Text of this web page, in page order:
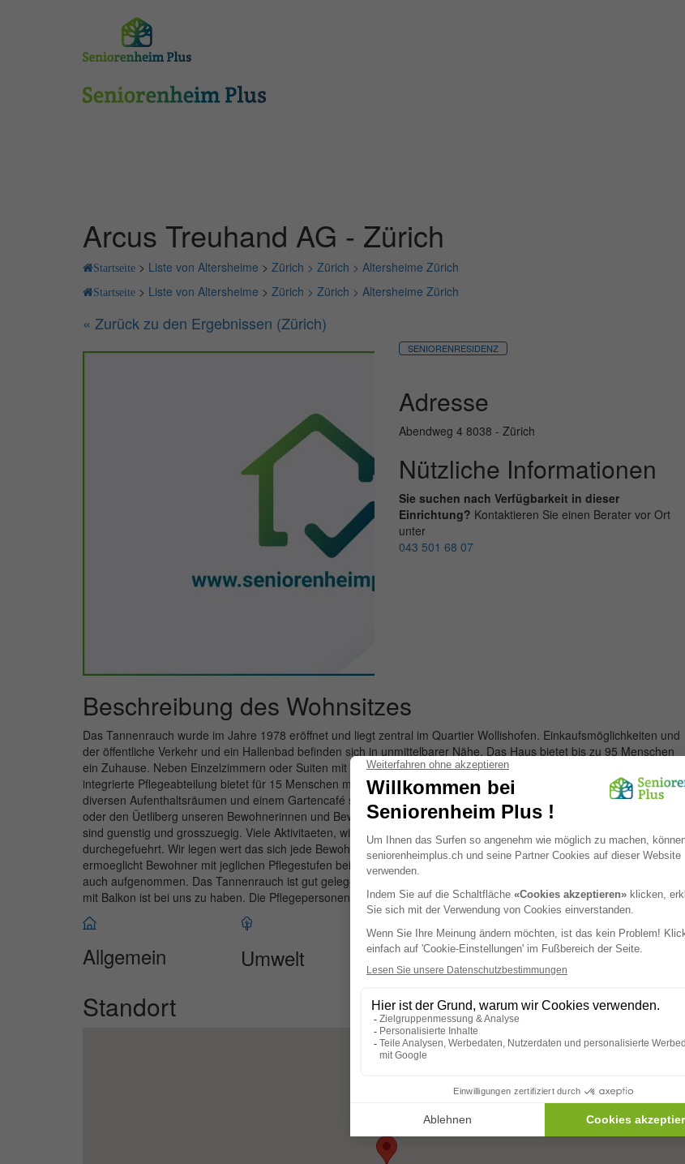
Arcus Treuhand AG - Zürich
Startseite > Liste von Altersheime > Zürich > Zürich > Altersheime Zürich
Startseite > Liste von Altersheime > Zürich > Zürich > Altersheime Zürich
« Zurück zu den Ergebnissen (Zürich)
SENIORENRESIDENZ
Adresse
Abendweg 4 8038 - Zürich
Nützliche Informationen
Sie suchen nach Verfügbarkeit in dieser
Einrichtung? Kontaktieren Sie einen Berater vor Ort
unter
043 501 68 07
Beschreibung des Wohnsitzes
Das Tannenrauch wurde im Jahre 1978 eröffnet und liegt zentral im Quartier Wollishofen. Einkaufsmöglichkeiten und
der öffentliche Verkehr und ein Hallenbad befinden sich in unmittelbarer Nähe. Das Haus bietet bis zu 95 Menschen
ein Zuhause. Neben Einzelzimmern oder Suiten mit Kochnischen sind auch Zweizimmer-Einheiten verfügbar. Die
integrierte Pflegeabteilung bietet für 15 Menschen mit erhöhtem Pflegebedarf Ein- und Zweibettzimmer. Neben
diversen Aufenthaltsräumen und einem Gartencafé steht auch die Dachterasse mit Blick auf den Zürichsee, die Stadt
oder den Üetliberg unseren Bewohnerinnen und Bewohnern und deren Besuchern zur Verfügung. Die Alterswohnung
sind guenstig und grosszuegig. Viele Aktivitaeten, wie Yoga, Spielnachmittage und weiteres werden bei und
durchegefuehrt. Wir legen wert das sich jede Bewohner bei uns zuhause fuehlt. Unsere Proffessionelle Pflege
ermoeglicht Bewohner mit jeglichen Pflegestufen bei uns aufgenommen uz werden. Demenz ohne weglaufgefahr wird
auch aufgenommen. Das Tannenrauch ist gut gelegen und mit dem OV gut erreichbar. Eine wunderschoene Aussicht
mit Balkon ist bei uns zu haben. Die Pflegepersonen sind liebevoll und Proffessionell.
Allgemein Umwelt Paramedizinisch Dienstleistungen
Standort